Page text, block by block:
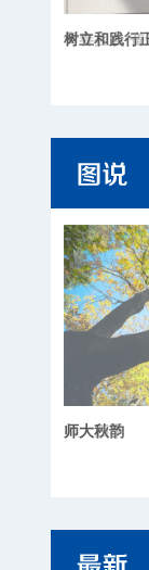
青春担当·
师大四季